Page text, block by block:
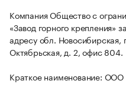
Компания Общество с
«Завод горного крепления»
адресу обл. Новосибирская,
Октябрьская, д. 2, офис 804.
Краткое наименование: ООО